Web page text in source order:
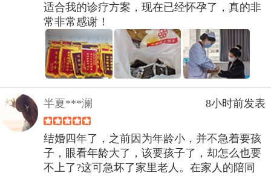
适合我的诊疗方案，现在已经怀孕了，真的非
常非常感谢！
半夏***澜 8小时前发表
结婚四年了，之前因为年龄小，并不急着要孩
子，眼看年龄大了，该要孩子了，却怎么也要
不上了?这可急坏了家里老人。在家人的陪同